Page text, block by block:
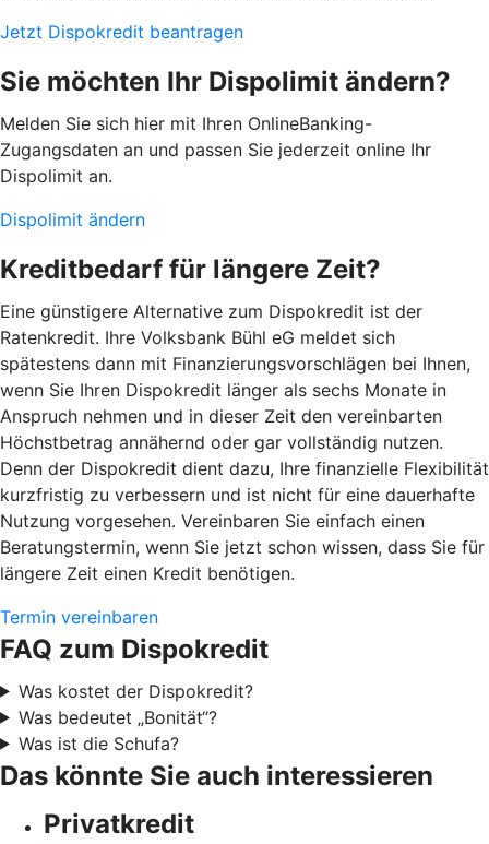
Jetzt Dispokredit beantragen
Sie möchten Ihr Dispolimit ändern?
Melden Sie sich hier mit Ihren OnlineBanking-
Zugangsdaten an und passen Sie jederzeit online Ihr
Dispolimit an.
Dispolimit ändern
Kreditbedarf für längere Zeit?
Eine günstigere Alternative zum Dispokredit ist der
Ratenkredit. Ihre Volksbank Bühl eG meldet sich
spätestens dann mit Finanzierungsvorschlägen bei Ihnen,
wenn Sie Ihren Dispokredit länger als sechs Monate in
Anspruch nehmen und in dieser Zeit den vereinbarten
Höchstbetrag annähernd oder gar vollständig nutzen.
Denn der Dispokredit dient dazu, Ihre finanzielle Flexibilität
kurzfristig zu verbessern und ist nicht für eine dauerhafte
Nutzung vorgesehen. Vereinbaren Sie einfach einen
Beratungstermin, wenn Sie jetzt schon wissen, dass Sie für
längere Zeit einen Kredit benötigen.
Termin vereinbaren
FAQ zum Dispokredit
Was kostet der Dispokredit?
Was bedeutet „Bonität“?
Was ist die Schufa?
Das könnte Sie auch interessieren
Privatkredit